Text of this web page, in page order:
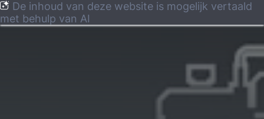
De inhoud van deze website is mogelijk vertaald
met behulp van AI